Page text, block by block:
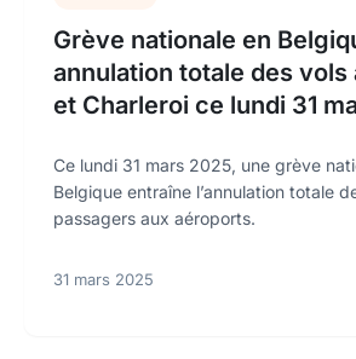
Grève nationale en
annulation totale des vols
et Charleroi ce lundi 31
Ce lundi 31 mars 2025, une grève
Belgique entraîne l’annulation totale
passagers aux aéroports.
31 mars 2025